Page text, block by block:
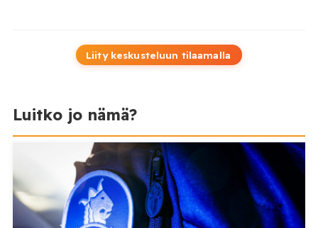
Liity keskusteluun tilaamalla
Luitko jo nämä?